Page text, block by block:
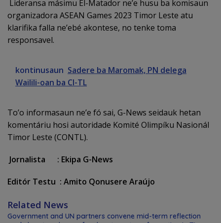
Lideransa másimu El-Matador ne’e husu ba komisaun
organizadora ASEAN Games 2023 Timor Leste atu
klarifika falla ne’ebé akontese, no tenke toma
responsavel.
kontinusaun Sadere ba Maromak, PN delega
Wailili-oan ba CI-TL
To’o informasaun ne’e fó sai, G-News seidauk hetan
komentáriu hosi autoridade Komité Olimpíku Nasionál
Timor Leste (CONTL).
Jornalista : Ekipa G-News
Editór Testu : Amito Qonusere Araújo
Related News
Government and UN partners convene mid-term reflection